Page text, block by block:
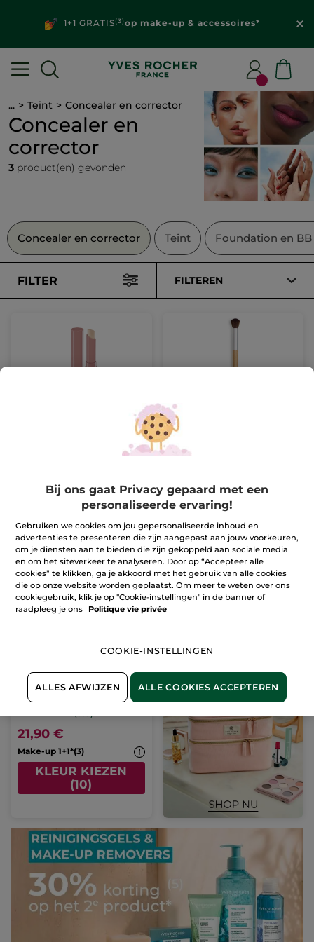
1+1 GRATIS(3)op make-up & accessoires*
... Teint Concealer en corrector
Concealer en
corrector
3 product(en) gevonden
Concealer en corrector Teint Foundation en
FILTER FILTEREN
15,90 €
Make-up 1+1*(3)
KLEUR KIEZEN (9)
Concealerkwast
19,90 €
Make-up 1+1*(3)
IN
WINKELMANDJE
Vloeibare Concealer
Miniflacon
21,90 €
Make-up 1+1*(3)
KLEUR KIEZEN
(10)
Bij ons gaat Privacy gepaard met een
personaliseerde ervaring!
Gebruiken we cookies om jou gepersonaliseerde inhoud en
advertenties te presenteren die zijn aangepast aan jouw voorkeuren,
om je diensten aan te bieden die zijn gekoppeld aan sociale media
en om het siteverkeer te analyseren. Door op “Accepteer alle
cookies” te klikken, ga je akkoord met het gebruik van alle cookies
die op onze website worden geplaatst. Om meer te weten over ons
cookiegebruik, klik je op "Cookie-instellingen" in de banner of
raadpleeg je ons
Politique vie privée
COOKIE-INSTELLINGEN
ALLES AFWIJZEN ALLE COOKIES ACCEPTEREN